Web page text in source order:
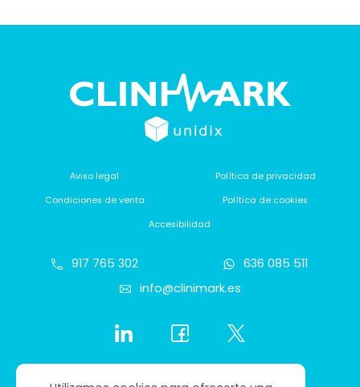
Aviso legal
Política de privacidad
Condiciones de venta
Política de cookies
Accesibilidad
917 765 302
636 085 511
info@clinimark.es